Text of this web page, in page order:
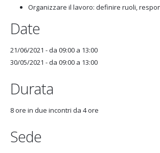
Organizzare il lavoro: definire ruoli,
Date
21/06/2021 -da 09:00 a 13:00
30/05/2021 -da 09:00 a 13:00
Durata
8 ore in due incontri da 4 ore
Sede